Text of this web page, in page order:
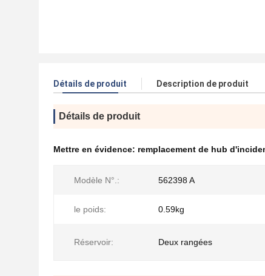
Détails de produit Description de produit
Détails de produit
Mettre en évidence: remplacement de hub
Modèle N°.: 562398 A
le poids: 0.59kg
Réservoir: Deux rangées